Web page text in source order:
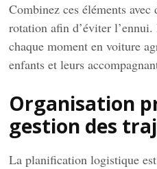
Combinez ces éléments
rotation afin d’éviter
chaque moment en voiture
enfants et leurs
Organisation
gestion des
La planification logistique